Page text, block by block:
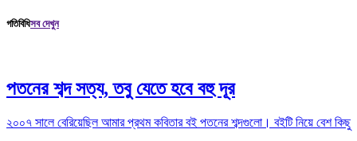
গতিবিধিসব দেখুন
পতনের শব্দ সত্য, তবু যেতে হবে বহু দূর
২০০৭ সালে বেরিয়েছিল আমার প্রথম কবিতার বই পতনের শব্দগুলো। বইটি নিয়ে বেশ কিছু